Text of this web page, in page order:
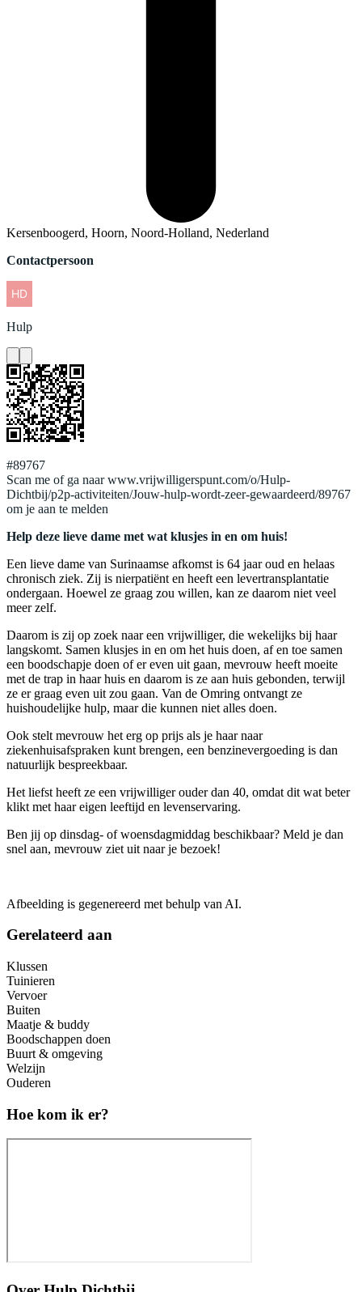
Kersenboogerd, Hoorn, Noord-Holland, Nederland
Contactpersoon
Hulp
#89767
Scan me of ga naar www.vrijwilligerspunt.com/o/Hulp-
Dichtbij/p2p-activiteiten/Jouw-hulp-wordt-zeer-gewaardeerd/89767
om je aan te melden
Help deze lieve dame met wat klusjes in en om huis!
Een lieve dame van Surinaamse afkomst is 64 jaar oud en helaas
chronisch ziek. Zij is nierpatiënt en heeft een levertransplantatie
ondergaan. Hoewel ze graag zou willen, kan ze daarom niet veel
meer zelf.
Daarom is zij op zoek naar een vrijwilliger, die wekelijks bij haar
langskomt. Samen klusjes in en om het huis doen, af en toe samen
een boodschapje doen of er even uit gaan, mevrouw heeft moeite
met de trap in haar huis en daarom is ze aan huis gebonden, terwijl
ze er graag even uit zou gaan. Van de Omring ontvangt ze
huishoudelijke hulp, maar die kunnen niet alles doen.
Ook stelt mevrouw het erg op prijs als je haar naar
ziekenhuisafspraken kunt brengen, een benzinevergoeding is dan
natuurlijk bespreekbaar.
Het liefst heeft ze een vrijwilliger ouder dan 40, omdat dit wat beter
klikt met haar eigen leeftijd en levenservaring.
Ben jij op dinsdag- of woensdagmiddag beschikbaar? Meld je dan
snel aan, mevrouw ziet uit naar je bezoek!
Afbeelding is gegenereerd met behulp van AI.
Gerelateerd aan
Klussen
Tuinieren
Vervoer
Buiten
Maatje & buddy
Boodschappen doen
Buurt & omgeving
Welzijn
Ouderen
Hoe kom ik er?